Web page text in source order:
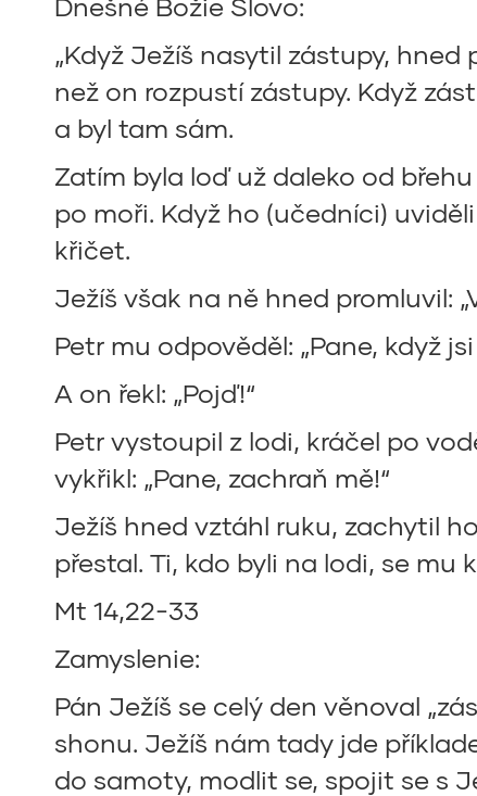
„Když Ježíš nasytil zástupy,
než on rozpustí zástupy. Když
a byl tam sám.
Zatím byla loď už daleko od
po moři. Když ho (učedníci)
křičet.
Ježíš však na ně hned promluvil:
Petr mu odpověděl: „Pane, když
A on řekl: „Pojď!“
Petr vystoupil z lodi, kráčel po
vykřikl: „Pane, zachraň mě!“
Ježíš hned vztáhl ruku, zachytil
přestal. Ti, kdo byli na lodi, se mu
Mt 14,22-33
Zamyslenie:
Pán Ježíš se celý den věnoval
shonu. Ježíš nám tady jde
do samoty, modlit se, spojit se s